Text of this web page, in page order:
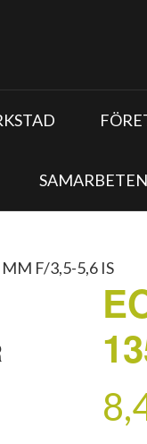
SAMARBETEN
MM F/3,5-5,6 IS